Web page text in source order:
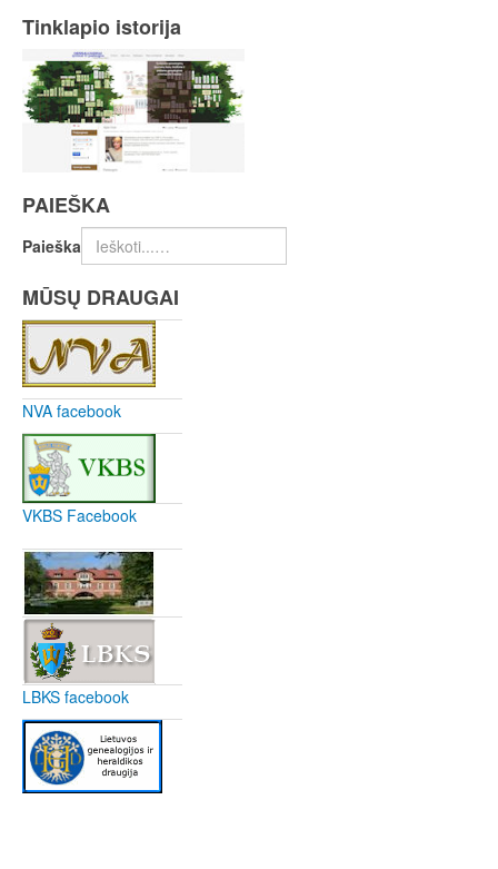
Tinklapio istorija
PAIEŠKA
Paieška
MŪSŲ DRAUGAI
NVA facebook
VKBS Facebook
LBKS facebook